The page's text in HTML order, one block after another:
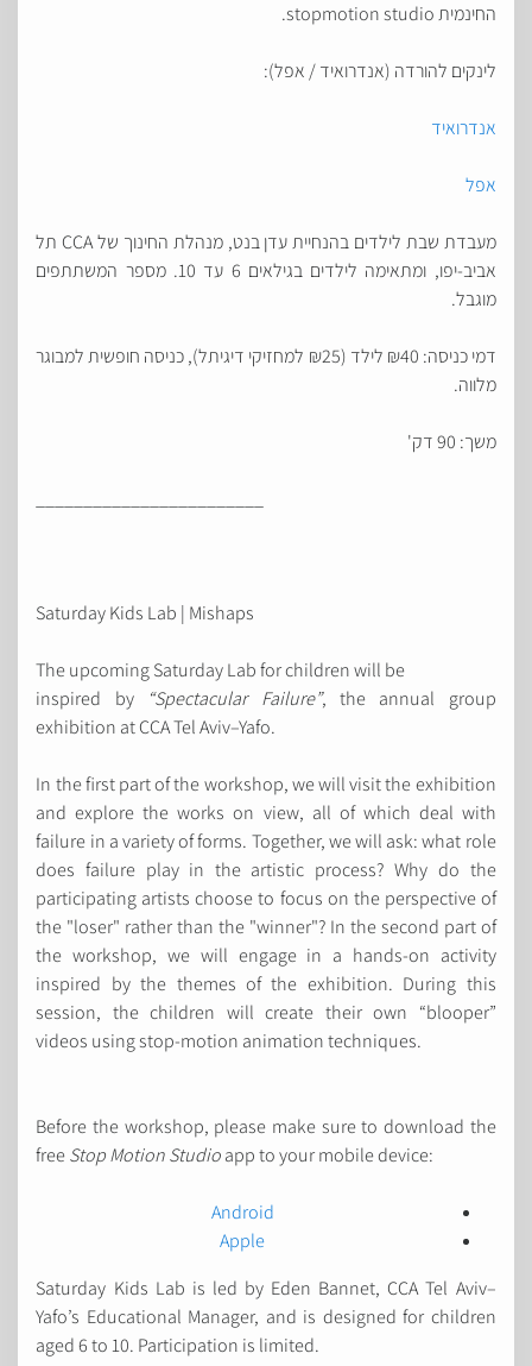
החינמית stopmotion studio.
לינקים להורדה (אנדרואיד / אפל):
אנדרואיד
אפל
מעבדת שבת לילדים בהנחיית עדן בנט, מנהלת החינוך של CCA תל
אביב-יפו, ומתאימה לילדים בגילאים 6 עד 10. מספר המשתתפים
מוגבל.
דמי כניסה: ₪40 לילד (₪25 למחזיקי דיגיתל), כניסה חופשית למבוגר
מלווה.
משך: 90 דק'
Saturday Kids Lab | Mishaps
The upcoming Saturday Lab for children will be
inspired by
“Spectacular Failure”, the annual group
exhibition at CCA Tel Aviv–Yafo.
In the first part of the workshop, we will visit the exhibition
and explore the works on view, all of which deal with
failure in a variety of forms. Together, we will ask: what role
does failure play in the artistic process? Why do the
participating artists choose to focus on the perspective of
the "loser" rather than the "winner"? In the second part of
the workshop, we will engage in a hands-on activity
inspired by the themes of the exhibition. During this
session, the children will create their own “blooper”
videos using stop-motion animation techniques.
Before the workshop, please make sure to download the
freeStop Motion Studioapp to your mobile device:
Android
Apple
Saturday Kids Lab is led by Eden Bannet, CCA Tel Aviv–
Yafo’s Educational Manager, and is designed for children
aged 6 to 10. Participation is limited.